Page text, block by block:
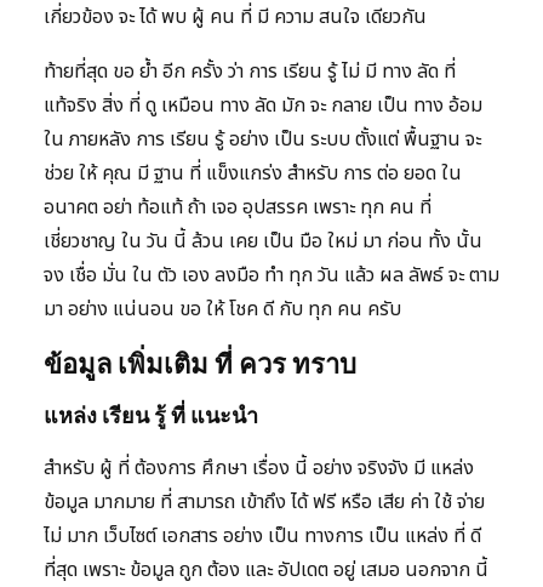
เกี่ยวข้อง จะ ได้ พบ ผู้ คน ที่ มี ความ สนใจ เดียวกัน
ท้ายที่สุด ขอ ย้ำ อีก ครั้ง ว่า การ เรียน รู้ ไม่ มี ทาง ลัด ที่
แท้จริง สิ่ง ที่ ดู เหมือน ทาง ลัด มัก จะ กลาย เป็น ทาง อ้อม
ใน ภายหลัง การ เรียน รู้ อย่าง เป็น ระบบ ตั้งแต่ พื้นฐาน จะ
ช่วย ให้ คุณ มี ฐาน ที่ แข็งแกร่ง สำหรับ การ ต่อ ยอด ใน
อนาคต อย่า ท้อแท้ ถ้า เจอ อุปสรรค เพราะ ทุก คน ที่
เชี่ยวชาญ ใน วัน นี้ ล้วน เคย เป็น มือ ใหม่ มา ก่อน ทั้ง นั้น
จง เชื่อ มั่น ใน ตัว เอง ลงมือ ทำ ทุก วัน แล้ว ผล ลัพธ์ จะ ตาม
มา อย่าง แน่นอน ขอ ให้ โชค ดี กับ ทุก คน ครับ
ข้อมูล เพิ่มเติม ที่ ควร ทราบ
แหล่ง เรียน รู้ ที่ แนะนำ
สำหรับ ผู้ ที่ ต้องการ ศึกษา เรื่อง นี้ อย่าง จริงจัง มี แหล่ง
ข้อมูล มากมาย ที่ สามารถ เข้าถึง ได้ ฟรี หรือ เสีย ค่า ใช้ จ่าย
ไม่ มาก เว็บไซต์ เอกสาร อย่าง เป็น ทางการ เป็น แหล่ง ที่ ดี
ที่สุด เพราะ ข้อมูล ถูก ต้อง และ อัปเดต อยู่ เสมอ นอกจาก นี้